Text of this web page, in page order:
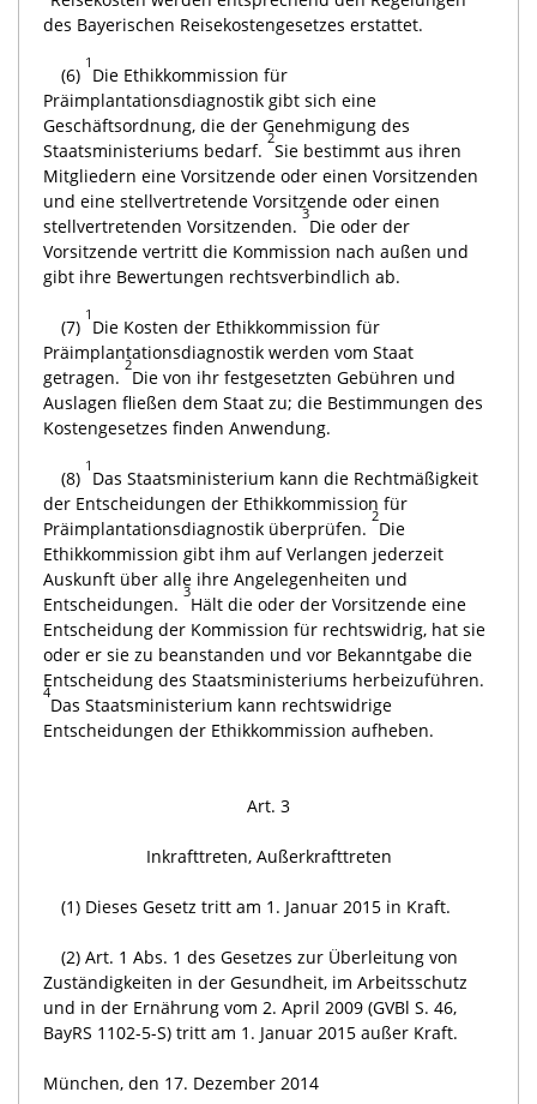
des Bayerischen Reisekostengesetzes erstattet.
(6)
1
Die Ethikkommission für
Präimplantationsdiagnostik gibt sich eine
Geschäftsordnung, die der Genehmigung des
Staatsministeriums bedarf.
2
Sie bestimmt aus ihren
Mitgliedern eine Vorsitzende oder einen Vorsitzenden
und eine stellvertretende Vorsitzende oder einen
stellvertretenden Vorsitzenden.
3
Die oder der
Vorsitzende vertritt die Kommission nach außen und
gibt ihre Bewertungen rechtsverbindlich ab.
(7)
1
Die Kosten der Ethikkommission für
Präimplantationsdiagnostik werden vom Staat
getragen.
2
Die von ihr festgesetzten Gebühren und
Auslagen fließen dem Staat zu; die Bestimmungen des
Kostengesetzes finden Anwendung.
(8)
1
Das Staatsministerium kann die Rechtmäßigkeit
der Entscheidungen der Ethikkommission für
Präimplantationsdiagnostik überprüfen.
2
Die
Ethikkommission gibt ihm auf Verlangen jederzeit
Auskunft über alle ihre Angelegenheiten und
Entscheidungen.
3
Hält die oder der Vorsitzende eine
Entscheidung der Kommission für rechtswidrig, hat sie
oder er sie zu beanstanden und vor Bekanntgabe die
Entscheidung des Staatsministeriums herbeizuführen.
4
Das Staatsministerium kann rechtswidrige
Entscheidungen der Ethikkommission aufheben.
Art. 3
Inkrafttreten, Außerkrafttreten
(1) Dieses Gesetz tritt am 1. Januar 2015 in Kraft.
(2) Art. 1 Abs. 1 des Gesetzes zur Überleitung von
Zuständigkeiten in der Gesundheit, im Arbeitsschutz
und in der Ernährung vom 2. April 2009 (GVBl S. 46,
BayRS 1102-5-S) tritt am 1. Januar 2015 außer Kraft.
München, den 17. Dezember 2014